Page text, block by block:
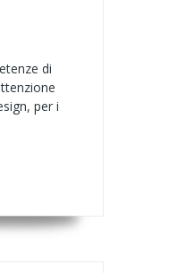
di
per i